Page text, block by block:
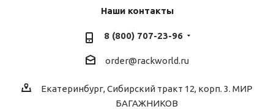
Наши контакты
8 (800) 707-23-96
order@rackworld.ru
Екатеринбург, Сибирский тракт 12, корп. 3. МИР
БАГАЖНИКОВ